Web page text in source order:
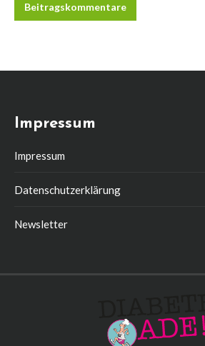
Beitragskommentare
Impressum
Impressum
Datenschutzerklärung
Newsletter